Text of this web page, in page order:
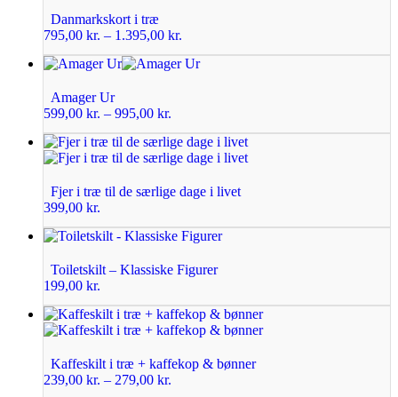
Danmarkskort i træ
795,00 kr. – 1.395,00 kr.
Amager Ur
599,00 kr. – 995,00 kr.
Fjer i træ til de særlige dage i livet
399,00 kr.
Toiletskilt – Klassiske Figurer
199,00 kr.
Kaffeskilt i træ + kaffekop & bønner
239,00 kr. – 279,00 kr.